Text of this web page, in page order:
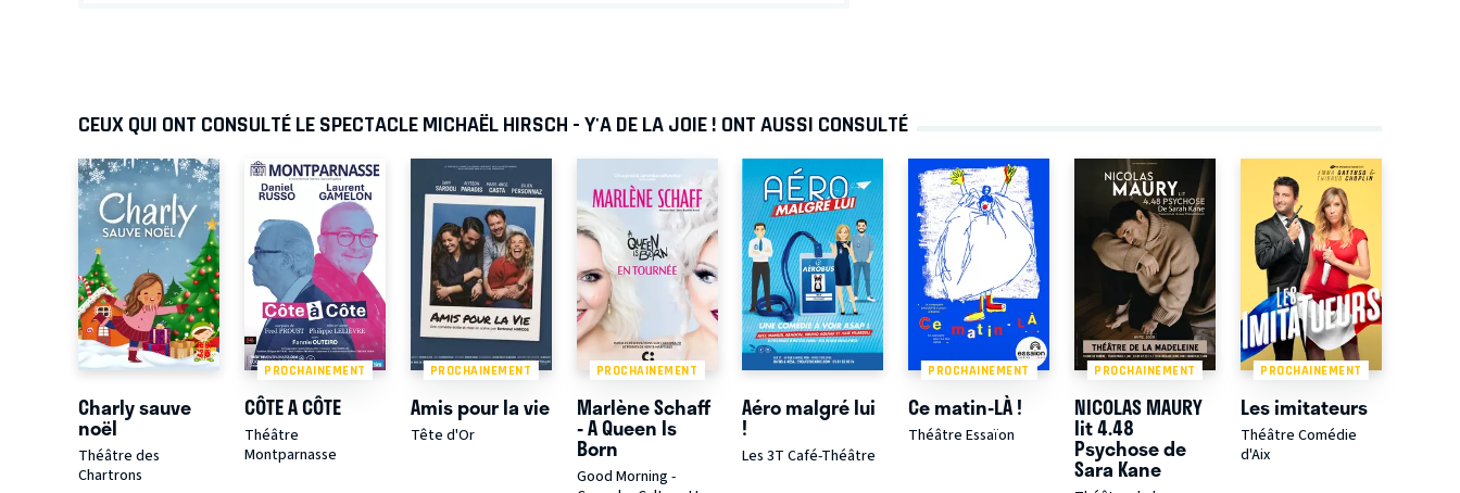
CEUX QUI ONT CONSULTÉ LE SPECTACLE MICHAËL HIRSCH - Y'A DE LA JOIE ! ONT AUSSI CONSULTÉ
Charly sauve
noël
Théâtre des
Chartrons
PROCHAINEMENT
CÔTE A CÔTE
Théâtre
Montparnasse
PROCHAINEMENT
Amis pour la vie
Tête d'Or
PROCHAINEMENT
Marlène Schaff
- A Queen Is
Born
Good Morning -
Aéro malgré lui
!
Les 3T Café-Théâtre
PROCHAINEMENT
Ce matin-LÀ !
Théâtre Essaïon
PROCHAINEMENT
NICOLAS MAURY
lit 4.48
Psychose de
Sara Kane
PROCHAINEMENT
Les imitateurs
Théâtre Comédie
d'Aix